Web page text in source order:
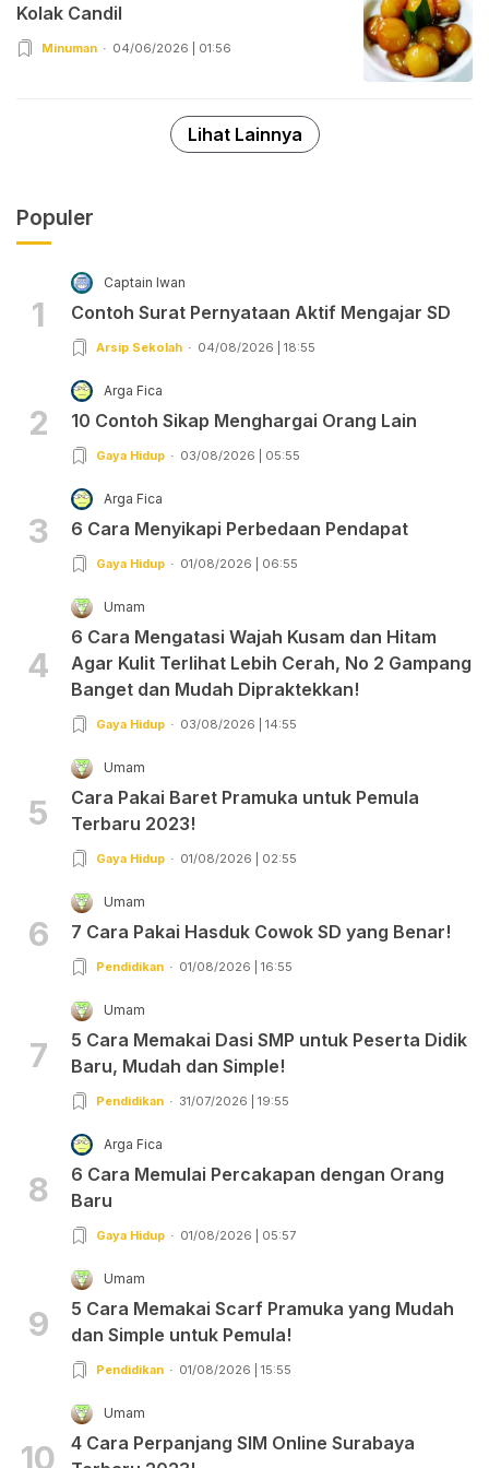
Kolak Candil
Minuman 04/06/2026 | 01:56
Lihat Lainnya
Populer
1
Captain Iwan
Contoh Surat Pernyataan Aktif Mengajar SD
Arsip Sekolah 04/08/2026 | 18:55
2
Arga Fica
10 Contoh Sikap Menghargai Orang Lain
Gaya Hidup 03/08/2026 | 05:55
3
Arga Fica
6 Cara Menyikapi Perbedaan Pendapat
Gaya Hidup 01/08/2026 | 06:55
4
Umam
6 Cara Mengatasi Wajah Kusam dan Hitam
Agar Kulit Terlihat Lebih Cerah, No 2 Gampang
Banget dan Mudah Dipraktekkan!
Gaya Hidup 03/08/2026 | 14:55
5
Umam
Cara Pakai Baret Pramuka untuk Pemula
Terbaru 2023!
Gaya Hidup 01/08/2026 | 02:55
6
Umam
7 Cara Pakai Hasduk Cowok SD yang Benar!
Pendidikan 01/08/2026 | 16:55
7
Umam
5 Cara Memakai Dasi SMP untuk Peserta Didik
Baru, Mudah dan Simple!
Pendidikan 31/07/2026 | 19:55
8
Arga Fica
6 Cara Memulai Percakapan dengan Orang
Baru
Gaya Hidup 01/08/2026 | 05:57
9
Umam
5 Cara Memakai Scarf Pramuka yang Mudah
dan Simple untuk Pemula!
Pendidikan 01/08/2026 | 15:55
10
Umam
4 Cara Perpanjang SIM Online Surabaya